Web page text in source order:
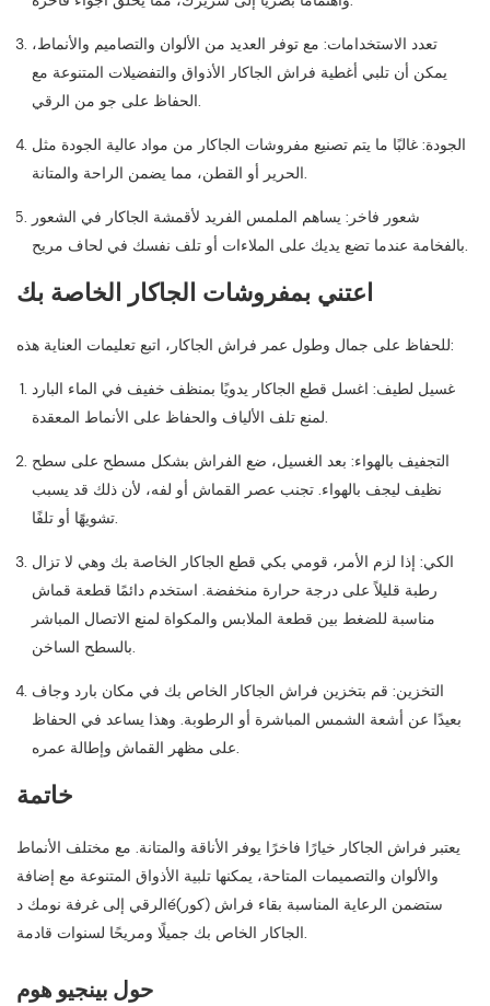
تعدد الاستخدامات: مع توفر العديد من الألوان والتصاميم والأنماط،
يمكن أن تلبي أغطية فراش الجاكار الأذواق والتفضيلات المتنوعة مع
الحفاظ على جو من الرقي.
الجودة: غالبًا ما يتم تصنيع مفروشات الجاكار من مواد عالية الجودة مثل
الحرير أو القطن، مما يضمن الراحة والمتانة.
شعور فاخر: يساهم الملمس الفريد لأقمشة الجاكار في الشعور
بالفخامة عندما تضع يديك على الملاءات أو تلف نفسك في لحاف مريح.
اعتني بمفروشات الجاكار الخاصة بك
للحفاظ على جمال وطول عمر فراش الجاكار، اتبع تعليمات العناية هذه:
غسيل لطيف: اغسل قطع الجاكار يدويًا بمنظف خفيف في الماء البارد
لمنع تلف الألياف والحفاظ على الأنماط المعقدة.
التجفيف بالهواء: بعد الغسيل، ضع الفراش بشكل مسطح على سطح
نظيف ليجف بالهواء. تجنب عصر القماش أو لفه، لأن ذلك قد يسبب
تشويهًا أو تلفًا.
الكي: إذا لزم الأمر، قومي بكي قطع الجاكار الخاصة بك وهي لا تزال
رطبة قليلاً على درجة حرارة منخفضة. استخدم دائمًا قطعة قماش
مناسبة للضغط بين قطعة الملابس والمكواة لمنع الاتصال المباشر
بالسطح الساخن.
التخزين: قم بتخزين فراش الجاكار الخاص بك في مكان بارد وجاف
بعيدًا عن أشعة الشمس المباشرة أو الرطوبة. وهذا يساعد في الحفاظ
على مظهر القماش وإطالة عمره.
خاتمة
يعتبر فراش الجاكار خيارًا فاخرًا يوفر الأناقة والمتانة. مع مختلف الأنماط
والألوان والتصميمات المتاحة، يمكنها تلبية الأذواق المتنوعة مع إضافة
الرقي إلى غرفة نومك دé(كور) ستضمن الرعاية المناسبة بقاء فراش
الجاكار الخاص بك جميلًا ومريحًا لسنوات قادمة.
حول بينجيو هوم